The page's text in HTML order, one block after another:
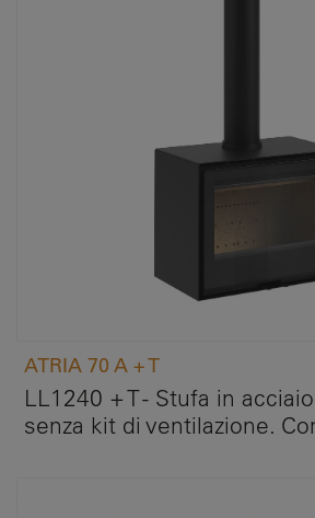
ATRIA 70 A + T
LL1240 + T - Stufa in
senza kit di ventilazione.